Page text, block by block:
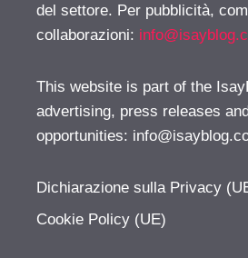
del settore. Per pubblicità,
collaborazioni:
This website is part of the
advertising, press releases
opportunities:
Dichiarazione sulla Privacy
Cookie Policy (UE)